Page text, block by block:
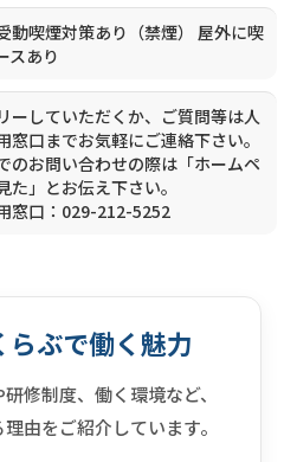
動喫煙対策あり（禁煙） 屋外に喫
スあり
ーしていただくか、ご質問等は人
窓口までお気軽にご連絡下さい。
のお問い合わせの際は「ホームペ
た」とお伝え下さい。
窓口：029-212-5252
らぶで働く魅力
修制度、働く環境など、
由をご紹介しています。